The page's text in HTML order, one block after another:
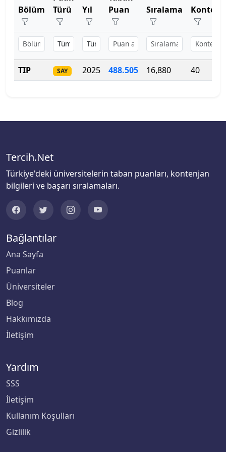
Başkent Üniversitesi
Başkent Üniversitesi
Başkent Üniversitesi
Bayburt Üniversitesi
Bezm-İ Alem Vakıf Üniversitesi
Bitlis Eren Üniversitesi
Bolu Abant İzzet Baysal Üniversitesi
Bursa Teknik Üniversitesi
Bursa Uludağ Üniversitesi
Çağ Üniversitesi
Bölüm
Türü
Yıl
Puan
Sıralama
TIP SAY 2025 488.505 16,880 40
Tercih.Net
Türkiye'deki üniversitelerin taban puanları, kontenjan
bilgileri ve başarı sıralamaları.
Bağlantılar
Ana Sayfa
Puanlar
Üniversiteler
Blog
Hakkımızda
İletişim
Yardım
SSS
İletişim
Kullanım Koşulları
Gizlilik